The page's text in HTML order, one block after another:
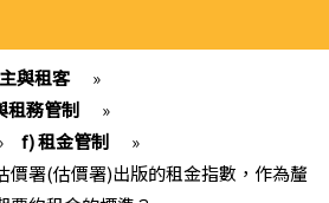
與租客
»
租務管制
»
f) 租金管制
»
價署(估價署)出版的租金指數，作為釐